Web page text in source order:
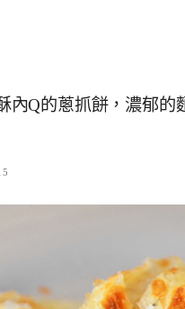
內Q的蔥抓餅，濃郁